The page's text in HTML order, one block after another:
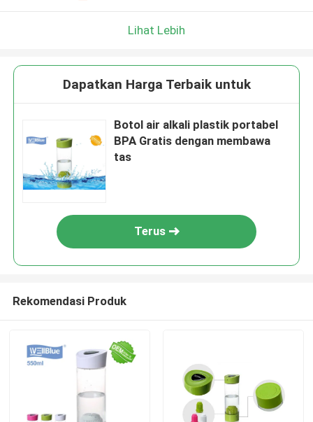
Lihat Lebih
Dapatkan Harga Terbaik untuk
Botol air alkali plastik portabel
BPA Gratis dengan membawa
tas
Terus
Rekomendasi Produk